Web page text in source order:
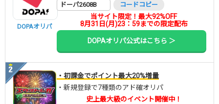
DOPAオリパ
ドーパ2608B コードコピー
当サイト限定！最大92%OFF
8月31日(月)23：59までの限定配布
DOPAオリパ公式はこちら ＞
・初課金でポイント最大20%増量
・新規登録で7種類のアド確オリパ
史上最大級のイベント開催中！